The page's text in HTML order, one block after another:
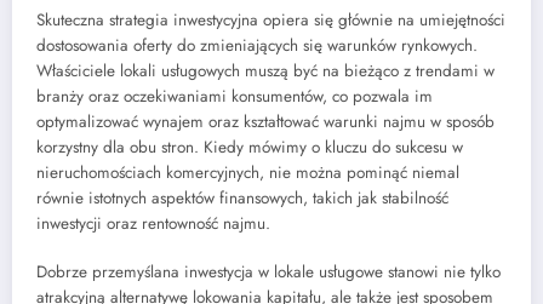
Skuteczna strategia inwestycyjna opiera się głównie na umiejętności
dostosowania oferty do zmieniających się warunków rynkowych.
Właściciele lokali usługowych muszą być na bieżąco z trendami w
branży oraz oczekiwaniami konsumentów, co pozwala im
optymalizować wynajem oraz kształtować warunki najmu w sposób
korzystny dla obu stron. Kiedy mówimy o kluczu do sukcesu w
nieruchomościach komercyjnych, nie można pominąć niemal
równie istotnych aspektów finansowych, takich jak stabilność
inwestycji oraz rentowność najmu.
Dobrze przemyślana inwestycja w lokale usługowe stanowi nie tylko
atrakcyjną alternatywę lokowania kapitału, ale także jest sposobem